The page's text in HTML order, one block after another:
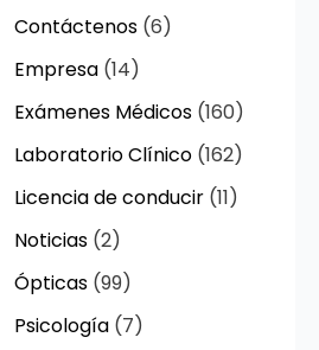
Contáctenos (6)
Empresa (14)
Exámenes Médicos (160)
Laboratorio Clínico (162)
Licencia de conducir (11)
Noticias (2)
Ópticas (99)
Psicología (7)